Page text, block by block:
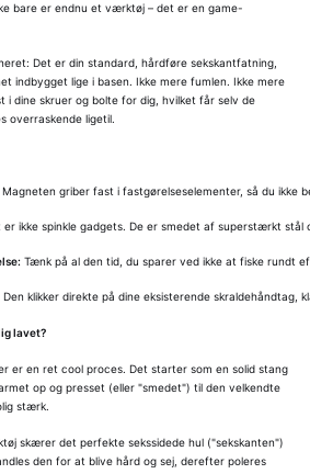
bare er endnu et værktøj – det er en game-
Det er din standard, hårdføre sekskantfatning,
indbygget lige i basen. Ikke mere fumlen. Ikke mere
i dine skruer og bolte for dig, hvilket får selv de
overraskende ligetil.
Magneten griber fast i fastgørelseselementer, så du
er ikke spinkle gadgets. De er smedet af superstærkt
Tænk på al den tid, du sparer ved ikke at fiske rundt
Den klikker direkte på dine eksisterende
lavet?
er en ret cool proces. Det starter som en solid stang
op og presset (eller "smedet") til den velkendte
stærk.
skærer det perfekte sekssidede hul ("sekskanten")
den for at blive hård og sej, derefter poleres